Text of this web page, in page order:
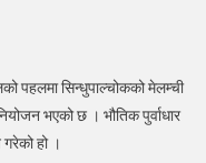
स्तरोन्नतीको
लागी
पहलमा सिन्धुपाल्चोकको मेलम्ची
भएको छ । भौतिक पुर्वाधार
हो ।